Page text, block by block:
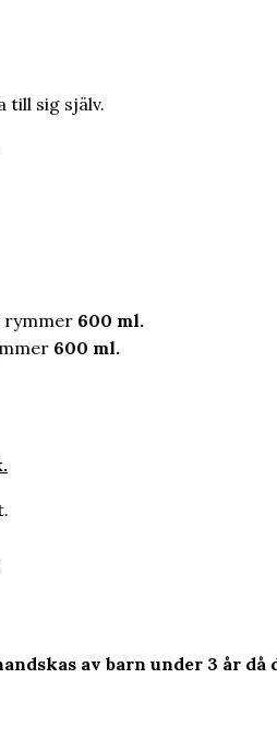
till sig själv.
rymmer 600 ml.
600 ml.
av barn under 3 år